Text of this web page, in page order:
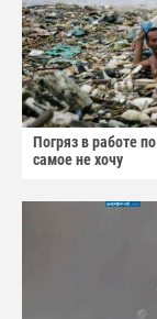
Погряз в работе по
самое не хочу